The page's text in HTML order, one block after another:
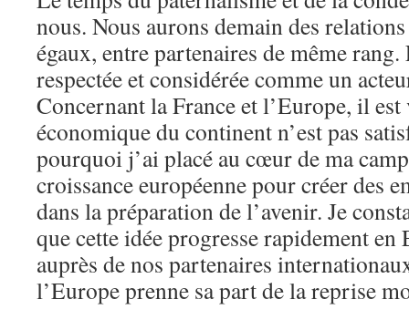
nous. Nous aurons demain des
égaux, entre partenaires de même
respectée et considérée comme un
Concernant la France et l’Europe, il
économique du continent n’est pas
pourquoi j’ai placé au cœur de ma
croissance européenne pour créer des
dans la préparation de l’avenir. Je
que cette idée progresse rapidement en
auprès de nos partenaires
l’Europe prenne sa part de la reprise